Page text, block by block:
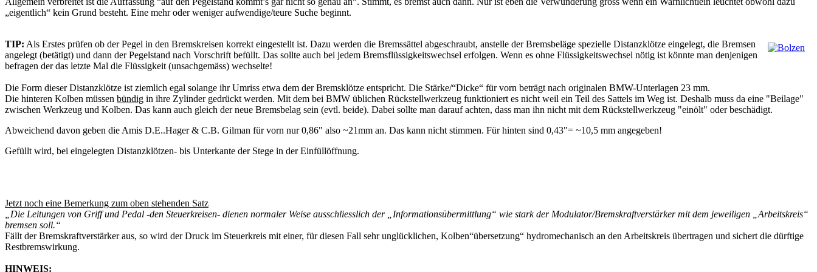
„eigentlich“ kein Grund besteht. Eine mehr oder weniger aufwendige/teure Suche beginnt.
TIP: Als Erstes prüfen ob der Pegel in den Bremskreisen korrekt eingestellt ist. Dazu werden die Bremssättel abgeschraubt, anstelle der Bremsbeläge spezielle Distanzklötze eingelegt, die Bremsen
angelegt (betätigt) und dann der Pegelstand nach Vorschrift befüllt. Das sollte auch bei jedem Bremsflüssigkeitswechsel erfolgen. Wenn es ohne Flüssigkeitswechsel nötig ist könnte man denjenigen
befragen der das letzte Mal die Flüssigkeit (unsachgemäss) wechselte!
Die Form dieser Distanzklötze ist ziemlich egal solange ihr Umriss etwa dem der Bremsklötze entspricht. Die Stärke/“Dicke“ für vorn beträgt nach originalen BMW-Unterlagen 23 mm.
Die hinteren Kolben müssen bündig in ihre Zylinder gedrückt werden. Mit dem bei BMW üblichen Rückstellwerkzeug funktioniert es nicht weil ein Teil des Sattels im Weg ist. Deshalb muss da eine "Beilage"
zwischen Werkzeug und Kolben. Das kann auch gleich der neue Bremsbelag sein (evtl. beide). Dabei sollte man darauf achten, dass man ihn nicht mit dem Rückstellwerkzeug "einölt" oder beschädigt.
Abweichend davon geben die Amis D.E..Hager & C.B. Gilman für vorn nur 0,86" also ~21mm an. Das kann nicht stimmen. Für hinten sind 0,43"= ~10,5 mm angegeben!
Gefüllt wird, bei eingelegten Distanzklötzen- bis Unterkante der Stege in der Einfüllöffnung.
Jetzt noch eine Bemerkung zum oben stehenden Satz
„Die Leitungen von Griff und Pedal -den Steuerkreisen- dienen normaler Weise ausschliesslich der „Informationsübermittlung“ wie stark der Modulator/Bremskraftverstärker mit dem jeweiligen „Arbeitskreis“
bremsen soll.“
Fällt der Bremskraftverstärker aus, so wird der Druck im Steuerkreis mit einer, für diesen Fall sehr unglücklichen, Kolben“übersetzung“ hydromechanisch an den Arbeitskreis übertragen und sichert die dürftige
Restbremswirkung.
HINWEIS: